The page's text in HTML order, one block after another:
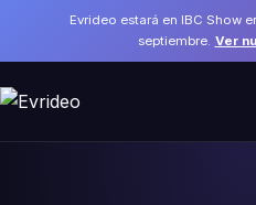
Evrideo estará en IBC Show
septiembre. Ver